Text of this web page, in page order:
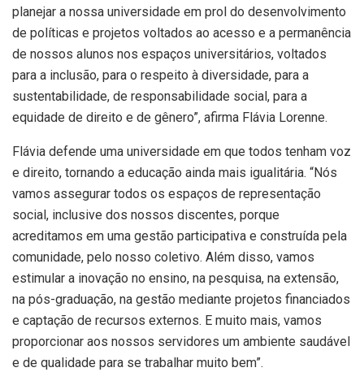
planejar a nossa universidade em prol do desenvolvimento
de políticas e projetos voltados ao acesso e a permanência
de nossos alunos nos espaços universitários, voltados
para a inclusão, para o respeito à diversidade, para a
sustentabilidade, de responsabilidade social, para a
equidade de direito e de gênero”, afirma Flávia Lorenne.
Flávia defende uma universidade em que todos tenham voz
e direito, tornando a educação ainda mais igualitária. “Nós
vamos assegurar todos os espaços de representação
social, inclusive dos nossos discentes, porque
acreditamos em uma gestão participativa e construída pela
comunidade, pelo nosso coletivo. Além disso, vamos
estimular a inovação no ensino, na pesquisa, na extensão,
na pós-graduação, na gestão mediante projetos financiados
e captação de recursos externos. E muito mais, vamos
proporcionar aos nossos servidores um ambiente saudável
e de qualidade para se trabalhar muito bem”.